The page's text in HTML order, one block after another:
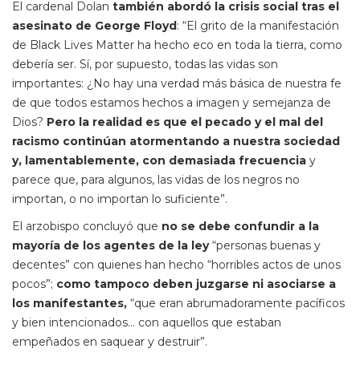
El cardenal Dolan también abordó la crisis social tras el
asesinato de George Floyd: “El grito de la manifestación
de Black Lives Matter ha hecho eco en toda la tierra, como
debería ser. Sí, por supuesto, todas las vidas son
importantes: ¿No hay una verdad más básica de nuestra fe
de que todos estamos hechos a imagen y semejanza de
Dios? Pero la realidad es que el pecado y el mal del
racismo continúan atormentando a nuestra sociedad
y, lamentablemente, con demasiada frecuencia y
parece que, para algunos, las vidas de los negros no
importan, o no importan lo suficiente”.
El arzobispo concluyó que no se debe confundir a la
mayoría de los agentes de la ley“personas buenas y
decentes” con quienes han hecho “horribles actos de unos
pocos”; como tampoco deben juzgarse ni asociarse a
los manifestantes, “que eran abrumadoramente pacíficos
y bien intencionados… con aquellos que estaban
empeñados en saquear y destruir”.